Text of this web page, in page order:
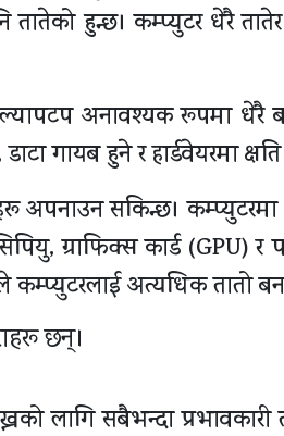
हुन्छ। कम्प्युटर धेरै
अनावश्यक रूपमा धेरै
गायब हुने र हार्डवेयरमा
अपनाउन सकिन्छ।
ग्राफिक्स कार्ड (GPU) र
कम्प्युटरलाई अत्यधिक तातो
छन्।
लागि सबैभन्दा